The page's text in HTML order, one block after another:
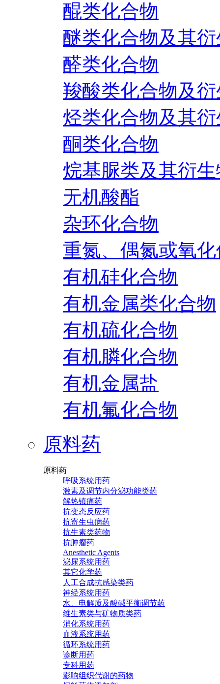
醌类化合物
醚类化合物及其
醛类化合物
羧酸类化合物及
烃类化合物及其
酮类化合物
烷基脲类及其衍
无机酸酯
杂环化合物
重氮、偶氮或氧
有机硅化合物
有机金属类化合物
有机硫化合物
有机膦化合物
有机金属盐
有机氟化合物
原料药
原料药
呼吸系统用药
激素及调节内分泌功能类药
解热镇痛药
抗变态反应药
抗寄生虫病药
抗生素类药物
抗肿瘤药
Anesthetic Agents
泌尿系统用药
其它化学药
人工合成抗感染类药
神经系统用药
水、电解质及酸碱平衡调节药
维生素类与矿物质类药
消化系统用药
血液系统用药
循环系统用药
诊断用药
专科用药
影响组织代谢的药物